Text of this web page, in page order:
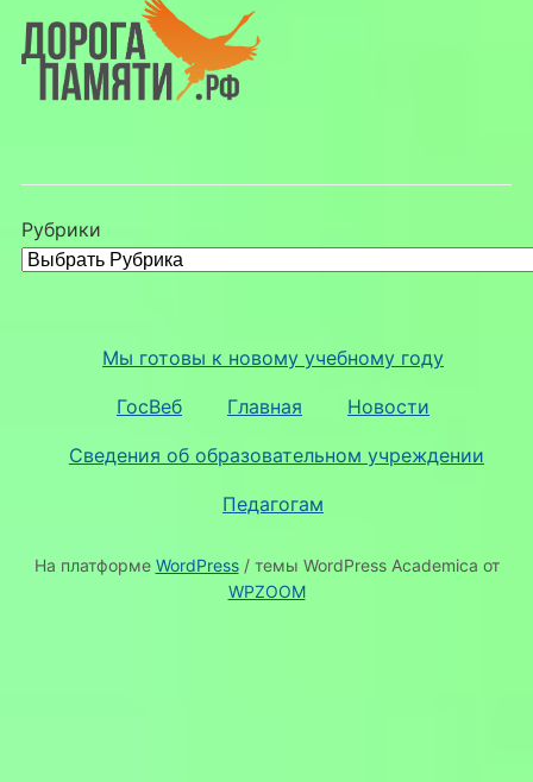
Рубрики
Мы готовы к новому учебному году
ГосВеб Главная Новости
Сведения об образовательном учреждении
Педагогам
На платформе WordPress/ темы WordPress Academica от
WPZOOM